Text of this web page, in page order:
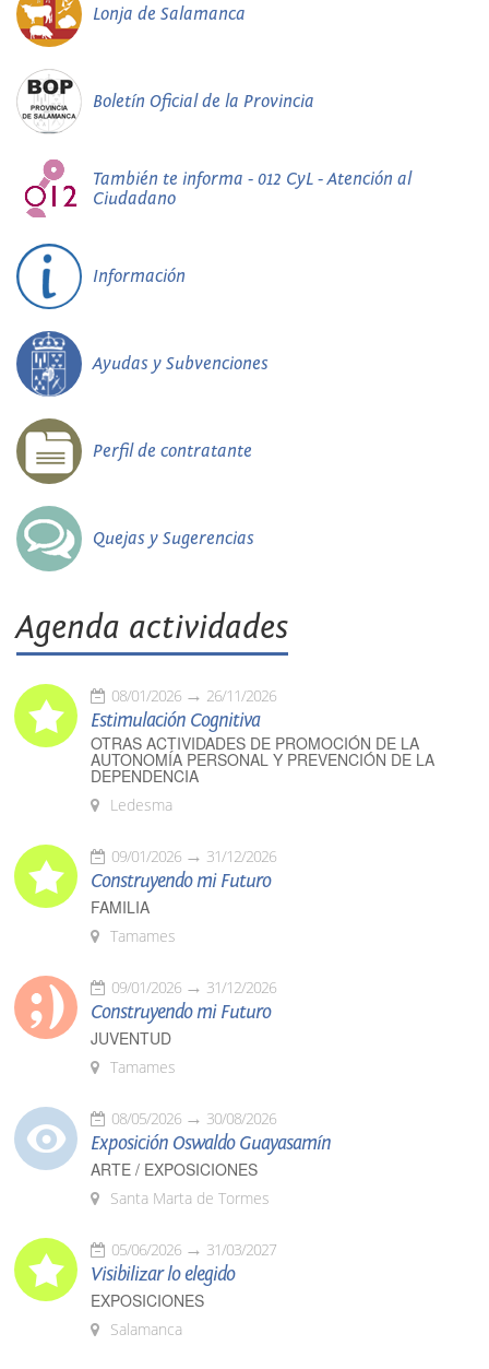
Lonja de Salamanca
Boletín Oficial de la Provincia
También te informa - 012 CyL - Atención al
Ciudadano
Información
Ayudas y Subvenciones
Perfil de contratante
Quejas y Sugerencias
Agenda actividades
08/01/2026 26/11/2026
Estimulación Cognitiva
OTRAS ACTIVIDADES DE PROMOCIÓN DE LA
AUTONOMÍA PERSONAL Y PREVENCIÓN DE LA
DEPENDENCIA
Ledesma
09/01/2026 31/12/2026
Construyendo mi Futuro
FAMILIA
Tamames
09/01/2026 31/12/2026
Construyendo mi Futuro
JUVENTUD
Tamames
08/05/2026 30/08/2026
Exposición Oswaldo Guayasamín
ARTE / EXPOSICIONES
Santa Marta de Tormes
05/06/2026 31/03/2027
Visibilizar lo elegido
EXPOSICIONES
Salamanca